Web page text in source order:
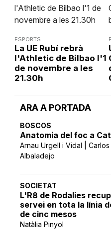
ARA A PORTADA
BOSCOS
Anatomia del foc a
Arnau Urgell i Vidal | Carlos
Albaladejo
SOCIETAT
L'R8 de Rodalies
servei en tota la línia
de cinc mesos
Natàlia Pinyol
ESPORTS
La UE Rubí rebrà
l'Athletic de Bilbao l'1
de novembre a les
21.30h